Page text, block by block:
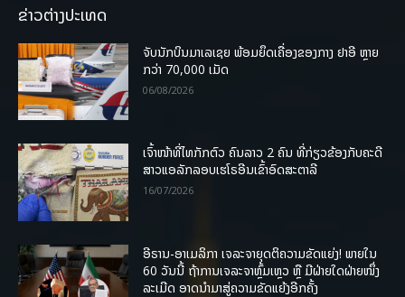
ຂ່າວຕ່າງປະເທດ
ຈັບນັກບິນມາເລເຊຍ ພ້ອມຍຶດເຄື່ອງຂອງກາງ ຢາອີ ຫຼາຍ
ກວ່າ 70,000 ເມັດ
06/08/2026
ເຈົ້າໜ້າທີ່ໄທກັກຕົວ ຄົນລາວ 2 ຄົນ ທີ່ກ່ຽວຂ້ອງກັບຄະດີ
ສາວແອລັກລອບເຮໂຣອີນເຂົ້າອົດສະຕາລີ
16/07/2026
ອີຣານ-ອາເມລິກາ ເຈລະຈາຍຸດຕິຄວາມຂັດແຍ່ງ! ພາຍໃນ
60 ວັນນີ້ ຖ້າການເຈລະຈາຫຼົ້ມເຫຼວ ຫຼື ມີຝ່າຍໃດຝ່າຍໜຶ່ງ
ລະເມີດ ອາດນໍາມາສູ່ຄວາມຂັດແຍ້ງອີກຄັ້ງ